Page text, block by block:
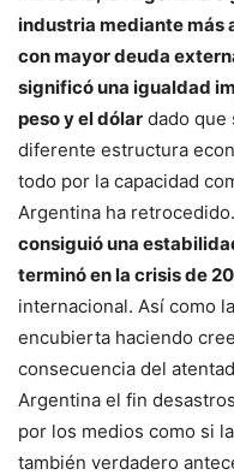
industria mediante más
con mayor deuda
significó una igualdad
peso y el dólar dado que
diferente estructura
todo por la capacidad
Argentina ha
consiguió una
terminó en la crisis de
internacional. Así como
encubierta haciendo
consecuencia del
Argentina el fin
por los medios como si
también verdadero